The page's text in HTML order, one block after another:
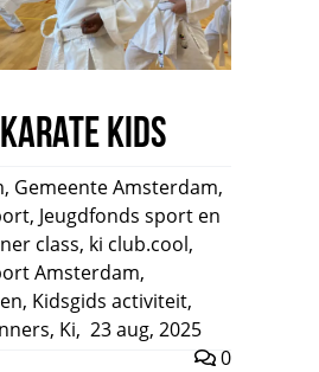
Kids
, Gemeente Amsterdam,
, Jeugdfonds sport en
class, ki club.cool,
Amsterdam,
, Kidsgids activiteit,
, Ki, 23 aug, 2025
0